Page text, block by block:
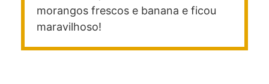
morangos frescos e banana e ficou
maravilhoso!